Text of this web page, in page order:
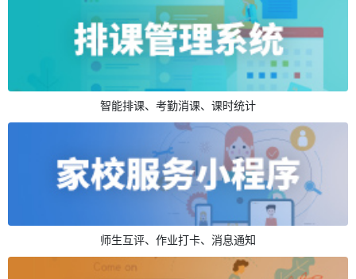
智能排课、考勤消课、课时统计
师生互评、作业打卡、消息通知